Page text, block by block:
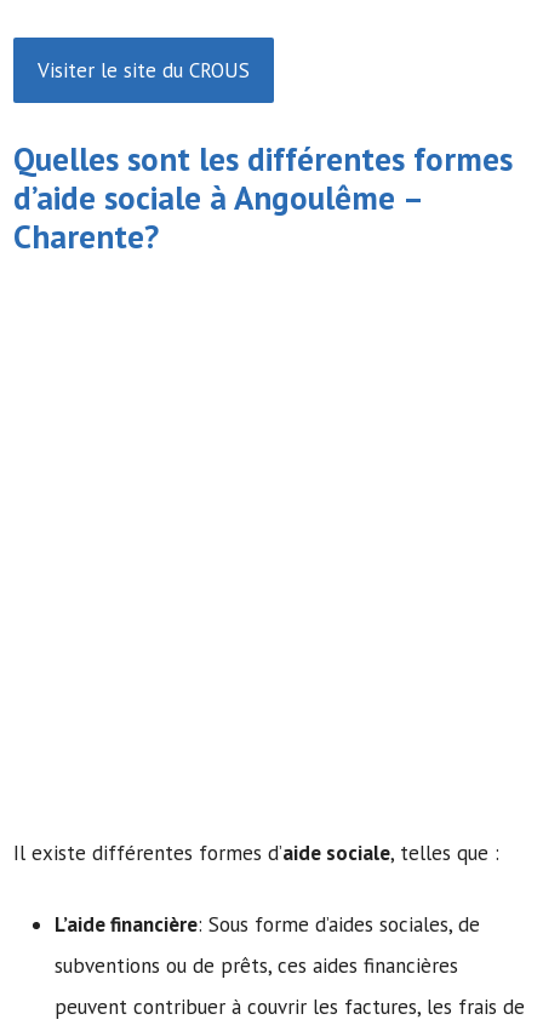
Visiter le site du CROUS
Quelles sont les différentes formes
d’aide sociale à Angoulême –
Charente?
Il existe différentes formes d’aide sociale, telles que :
L’aide financière: Sous forme d’aides sociales, de
subventions ou de prêts, ces aides financières
peuvent contribuer à couvrir les factures, les frais de